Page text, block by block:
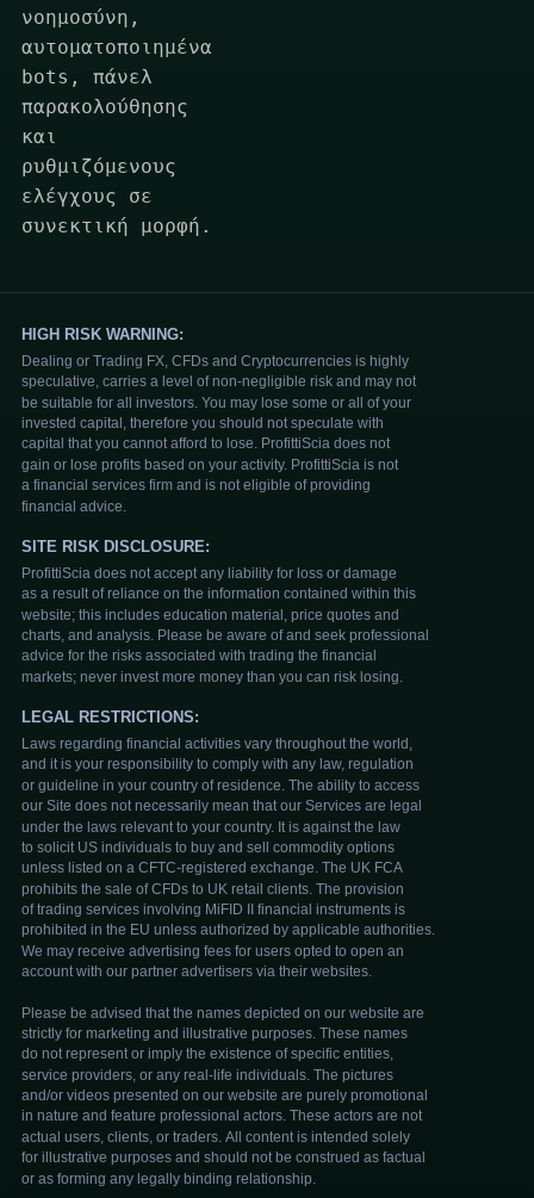
νοημοσύνη,
αυτοματοποιημένα
bots, πάνελ
παρακολούθησης
και
ρυθμιζόμενους
ελέγχους σε
συνεκτική μορφή.